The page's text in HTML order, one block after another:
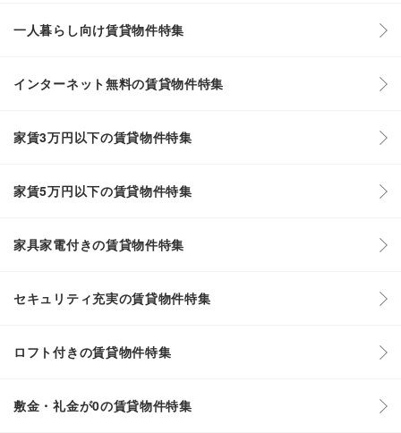
一人暮らし向け賃貸物件特集
インターネット無料の賃貸物件特集
家賃3万円以下の賃貸物件特集
家賃5万円以下の賃貸物件特集
家具家電付きの賃貸物件特集
セキュリティ充実の賃貸物件特集
ロフト付きの賃貸物件特集
敷金・礼金が0の賃貸物件特集